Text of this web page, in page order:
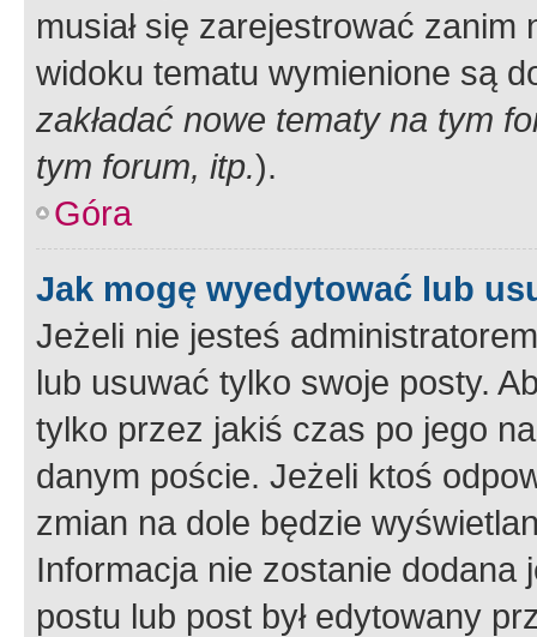
musiał się zarejestrować
widoku tematu wymienione są
zakładać nowe tematy na tym
tym forum, itp.).
Góra
Jak mogę wyedytować lub
Jeżeli nie jesteś
lub usuwać tylko swoje posty.
tylko przez jakiś czas po jego
danym poście. Jeżeli ktoś
zmian na dole będzie
Informacja nie zostanie dodana
postu lub post był edytowany